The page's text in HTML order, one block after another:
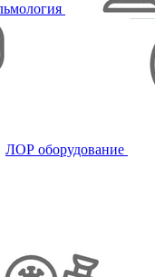
ЛОР оборудование